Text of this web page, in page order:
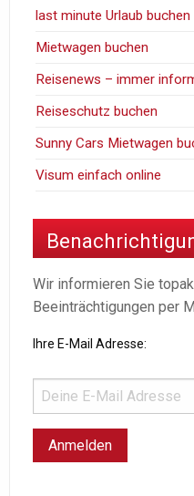
last minute Urlaub buchen
Mietwagen buchen
Reisenews – immer
Reiseschutz buchen
Sunny Cars Mietwagen
Visum einfach online
Wir informieren Sie
Beeinträchtigungen per
Ihre E-Mail Adresse: